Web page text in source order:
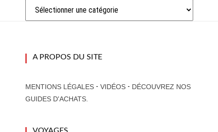
A PROPOS DU SITE
MENTIONS LÉGALES- VIDÉOS- DÉCOUVREZ NOS
GUIDES D'ACHATS.